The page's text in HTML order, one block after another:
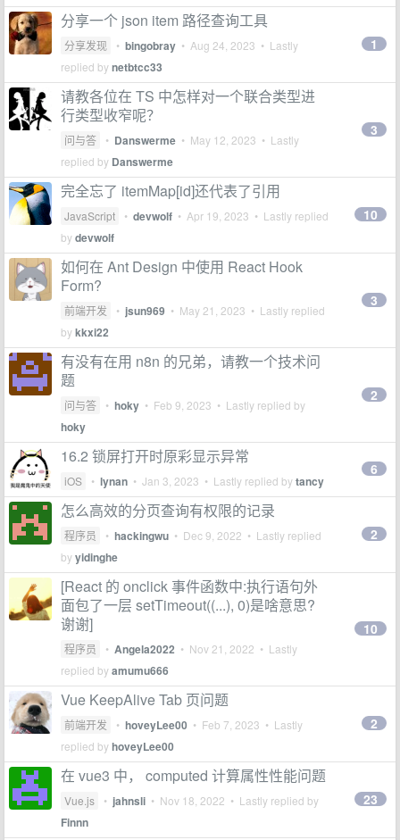
分享一个 json item 路径查询工具
分享发现 • bingobray • Aug 24, 2023 • Lastly
replied bynetbtcc33
1
请教各位在 TS 中怎样对一个联合类型进
行类型收窄呢？
问与答 • Danswerme • May 12, 2023 • Lastly
replied by Danswerme
3
完全忘了 itemMap[id]还代表了引用
JavaScript • devwolf • Apr 19, 2023 • Lastly replied
bydevwolf
10
如何在 Ant Design 中使用 React Hook
Form?
前端开发 • jsun969 • May 21, 2023 • Lastly replied
bykkxi22
3
有没有在用 n8n 的兄弟，请教一个技术问
题
问与答 • hoky • Feb 9, 2023 • Lastly replied by
hoky
2
16.2 锁屏打开时原彩显示异常
iOS • lynan • Jan 3, 2023 • Lastly replied bytancy
6
怎么高效的分页查询有权限的记录
程序员 • hackingwu • Dec 9, 2022 • Lastly replied
byyidinghe
2
[React 的 onclick 事件函数中:执行语句外
面包了一层 setTimeout((...), 0)是啥意思?
谢谢]
程序员 • Angela2022 • Nov 21, 2022 • Lastly
replied byamumu666
10
Vue KeepAlive Tab 页问题
前端开发 • hoveyLee00 • Feb 7, 2023 • Lastly
replied byhoveyLee00
2
在 vue3 中， computed 计算属性性能问题
Vue.js • jahnsli • Nov 18, 2022 • Lastly replied by
Finnn
23